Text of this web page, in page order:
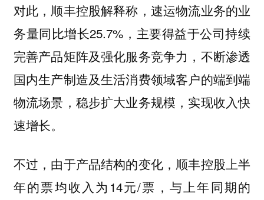
对此，顺丰控股解释称，速运物流业务的业
务量同比增长25.7%，主要得益于公司持续
完善产品矩阵及强化服务竞争力，不断渗透
国内生产制造及生活消费领域客户的端到端
物流场景，稳步扩大业务规模，实现收入快
速增长。
不过，由于产品结构的变化，顺丰控股上半
年的票均收入为14元/票，与上年同期的